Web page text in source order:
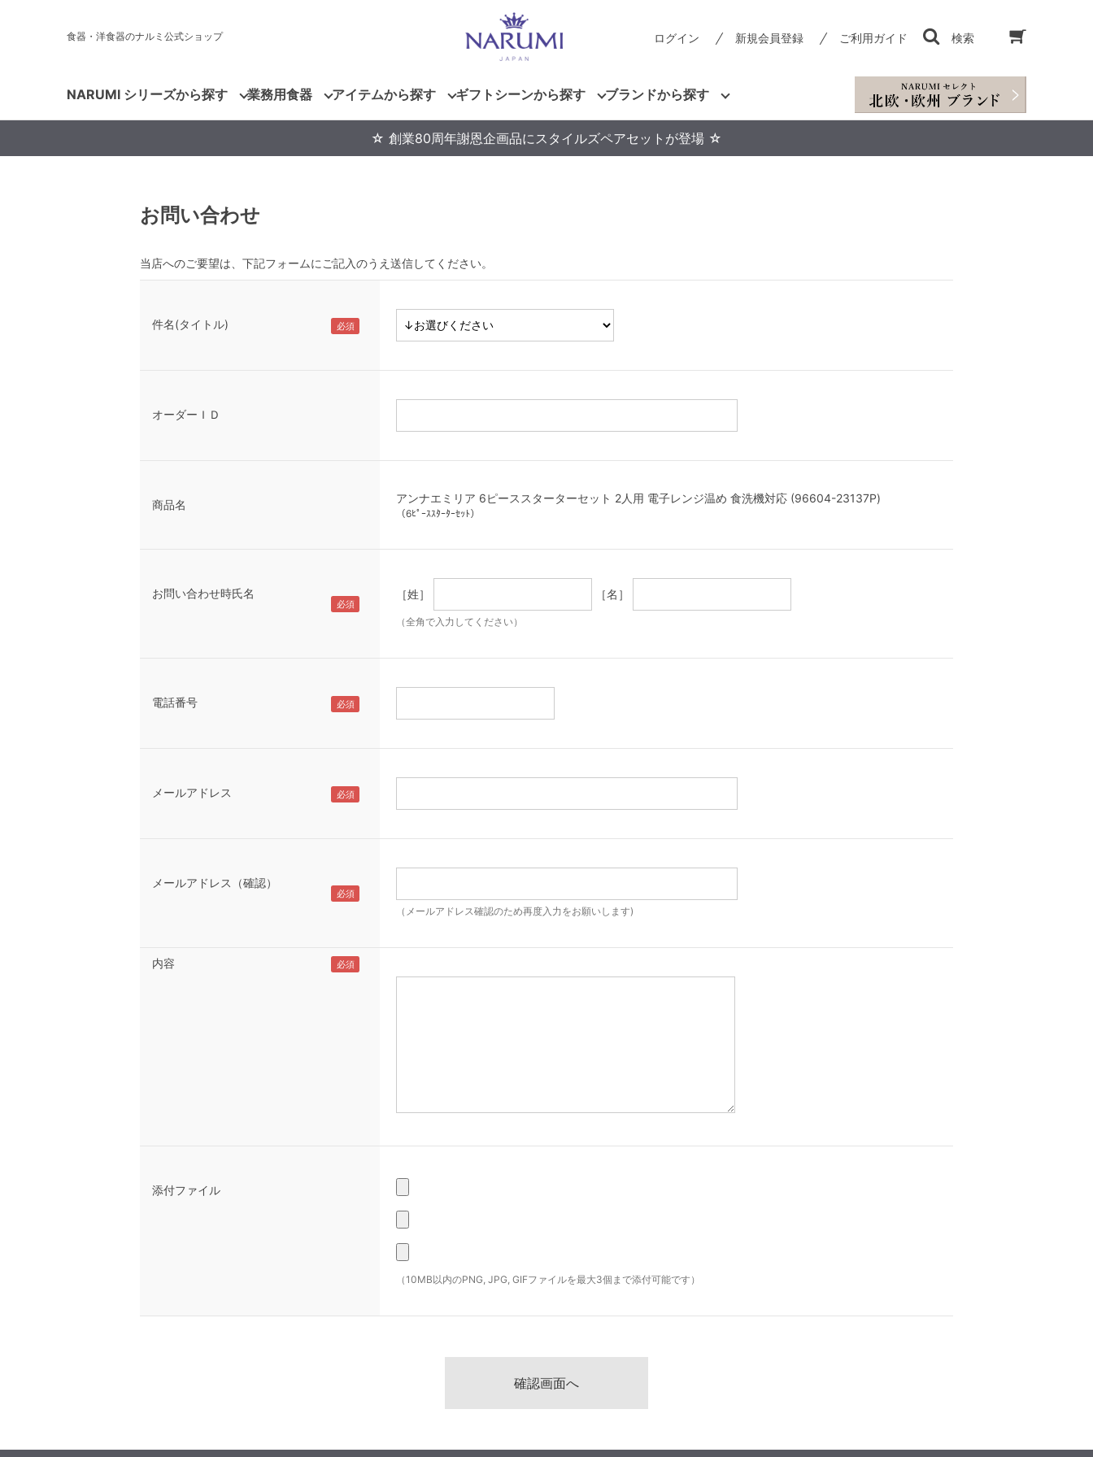
食器・洋食器のナルミ公式ショップ ログイン 新規会員登録 ご利用ガイド 検索
NARUMI シリーズから探す 業務用食器 アイテムから探す ギフトシーンから探す ブランドから探す
☆ 創業80周年謝恩企画品にスタイルズペアセットが登場 ☆
お問い合わせ
当店へのご要望は、下記フォームにご記入のうえ送信してください。
件名(タイトル)
オーダーＩＤ
商品名 アンナエミリア 6ピーススターターセット 2人用 電子レンジ温め 食洗機対応 (96604-23137P)
（6ﾋﾟｰｽｽﾀｰﾀｰｾｯﾄ）
お問い合わせ時氏名 ［姓］ ［名］
（全角で入力してください）
電話番号
メールアドレス
メールアドレス（確認）
（メールアドレス確認のため再度入力をお願いします)
内容
添付ファイル
（10MB以内のPNG, JPG, GIFファイルを最大3個まで添付可能です）